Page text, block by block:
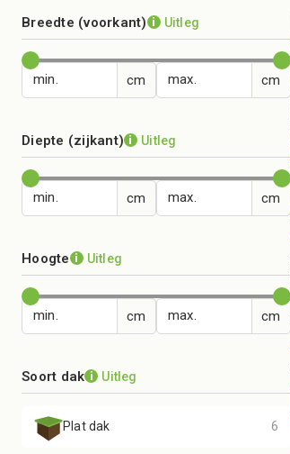
Breedte (voorkant) i Uitleg
min. max.
Diepte (zijkant) i Uitleg
min. max.
Hoogte i Uitleg
min. max.
Soort dak i Uitleg
Plat dak 6